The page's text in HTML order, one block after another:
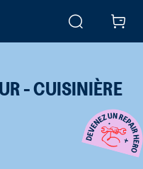
- CUISINIÈRE